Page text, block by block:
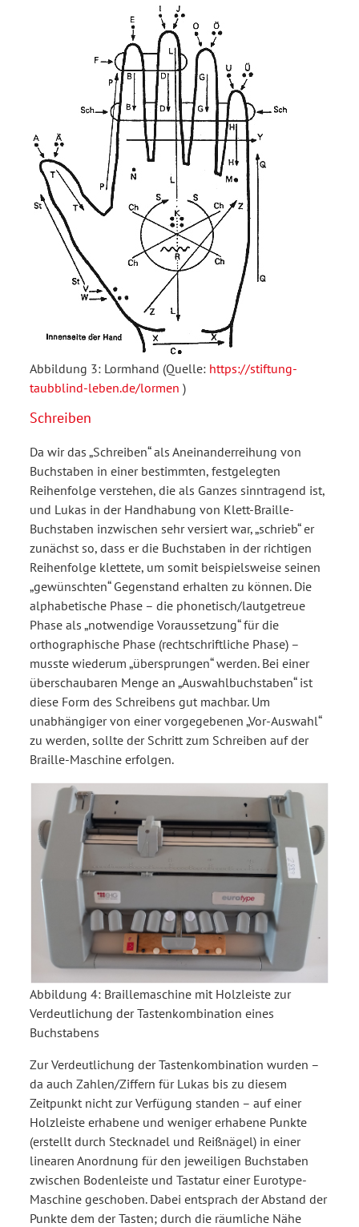
Abbildung 3: Lormhand (Quelle: https://stiftung-
taubblind-leben.de/lormen )
Schreiben
Da wir das „Schreiben“ als Aneinanderreihung von
Buchstaben in einer bestimmten, festgelegten
Reihenfolge verstehen, die als Ganzes sinntragend ist,
und Lukas in der Handhabung von Klett-Braille-
Buchstaben inzwischen sehr versiert war, „schrieb“ er
zunächst so, dass er die Buchstaben in der richtigen
Reihenfolge klettete, um somit beispielsweise seinen
„gewünschten“ Gegenstand erhalten zu können. Die
alphabetische Phase – die phonetisch/lautgetreue
Phase als „notwendige Voraussetzung“ für die
orthographische Phase (rechtschriftliche Phase) –
musste wiederum „übersprungen“ werden. Bei einer
überschaubaren Menge an „Auswahlbuchstaben“ ist
diese Form des Schreibens gut machbar. Um
unabhängiger von einer vorgegebenen „Vor-Auswahl“
zu werden, sollte der Schritt zum Schreiben auf der
Braille-Maschine erfolgen.
Abbildung 4: Braillemaschine mit Holzleiste zur
Verdeutlichung der Tastenkombination eines
Buchstabens
Zur Verdeutlichung der Tastenkombination wurden –
da auch Zahlen/Ziffern für Lukas bis zu diesem
Zeitpunkt nicht zur Verfügung standen – auf einer
Holzleiste erhabene und weniger erhabene Punkte
(erstellt durch Stecknadel und Reißnägel) in einer
linearen Anordnung für den jeweiligen Buchstaben
zwischen Bodenleiste und Tastatur einer Eurotype-
Maschine geschoben. Dabei entsprach der Abstand der
Punkte dem der Tasten; durch die räumliche Nähe